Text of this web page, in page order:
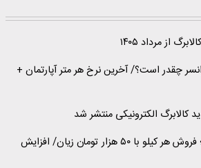
از مرداد ۱۴۰۵
چقدر است؟/ آخرین نرخ هر متر آپارتمان +
کالابرگ الکترونیکی منتشر شد
هشدار درباره بازار مرغ؛ فروش هر کیلو با ۵۰ هزار تومان زیان/ افزایش